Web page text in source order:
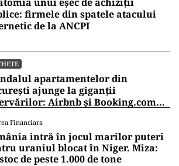
firmele din spatele atacului
de la ANCPI
apartamentelor din
ajunge la giganții
Airbnb și Booking.com
Financiara
intră în jocul marilor puteri
uraniul blocat în Niger. Miza:
de peste 1.000 de tone